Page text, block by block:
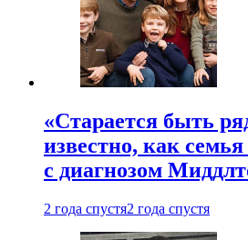
«Старается быть
известно, как
с диагнозом
2 года спустя2 года спустя